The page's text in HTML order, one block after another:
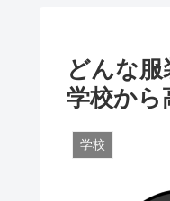
どんな
学校から
学校